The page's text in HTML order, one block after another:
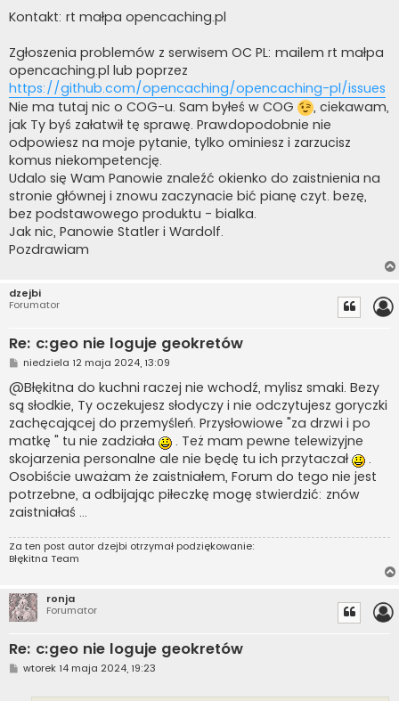
Kontakt: rt małpa opencaching.pl
Zgłoszenia problemów z serwisem OC PL: mailem rt małpa
opencaching.pl lub poprzez
https://github.com/opencaching/opencaching-pl/issues
Nie ma tutaj nic o COG-u. Sam byłeś w COG
, ciekawam,
jak Ty byś załatwił tę sprawę. Prawdopodobnie nie
odpowiesz na moje pytanie, tylko ominiesz i zarzucisz
komus niekompetencję.
Udalo się Wam Panowie znaleźć okienko do zaistnienia na
stronie głównej i znowu zaczynacie bić pianę czyt. bezę,
bez podstawowego produktu - bialka.
Jak nic, Panowie Statler i Wardolf.
Pozdrawiam
dzejbi
Forumator
Re: c:geo nie loguje geokretów
P
s
t
niedziela 12 maja 2024, 13:09
@Błękitna do kuchni raczej nie wchodź, mylisz smaki. Bezy
są słodkie, Ty oczekujesz słodyczy i nie odczytujesz goryczki
zachęcającej do przemyśleń. Przysłowiowe "za drzwi i po
matkę " tu nie zadziała
. Też mam pewne telewizyjne
skojarzenia personalne ale nie będę tu ich przytaczał
.
Osobiście uważam że zaistniałem, Forum do tego nie jest
potrzebne, a odbijając piłeczkę mogę stwierdzić: znów
zaistniałaś ...
Za ten post autor dzejbi otrzymał podziękowanie:
Błękitna Team
ronja
Forumator
Re: c:geo nie loguje geokretów
Pwtorek 14 maja 2024, 19:23